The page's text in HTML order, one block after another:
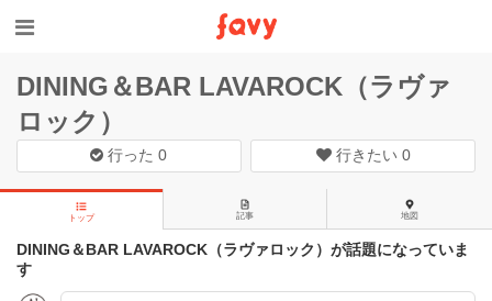
DINING＆BAR LAVAROCK（ラヴァ
ロック）
行った0 行きたい 0
トップ 記事 地図
DINING＆BAR LAVAROCK（ラヴァロック）が話題になっていま
す